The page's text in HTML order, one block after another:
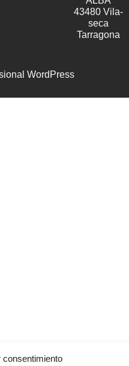
consentimiento
43480 Vila-
seca
Tarragona
WordPress